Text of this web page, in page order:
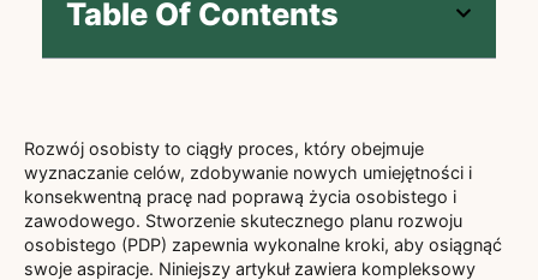
Table Of Contents
Rozwój osobisty to ciągły proces, który obejmuje
wyznaczanie celów, zdobywanie nowych umiejętności i
konsekwentną pracę nad poprawą życia osobistego i
zawodowego. Stworzenie skutecznego planu rozwoju
osobistego (PDP) zapewnia wykonalne kroki, aby osiągnąć
swoje aspiracje. Niniejszy artykuł zawiera kompleksowy